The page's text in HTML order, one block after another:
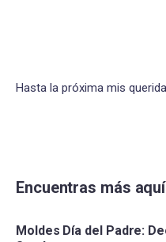
Hasta la próxima mis
Encuentras más
Moldes Día del Padre: